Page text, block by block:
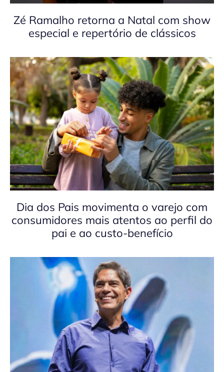
Zé Ramalho retorna a Natal com show
especial e repertório de clássicos
Dia dos Pais movimenta o varejo com
consumidores mais atentos ao perfil do
pai e ao custo-benefício